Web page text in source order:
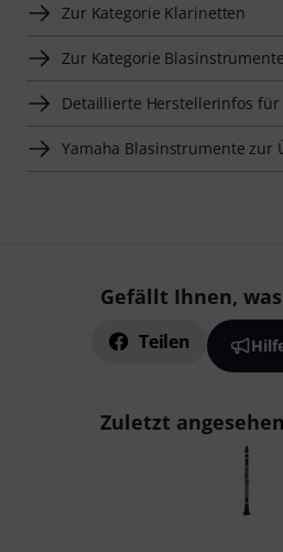
Zur Kategorie Klarinetten
Zur Kategorie Blasinstrumente
Detaillierte Herstellerinfos für
Yamaha Blasinstrumente zur
Gefällt Ihnen,
Teilen
Zuletzt